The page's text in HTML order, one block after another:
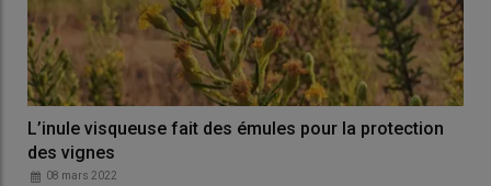
L’inule visqueuse fait des émules pour la protection
des vignes
08 mars 2022